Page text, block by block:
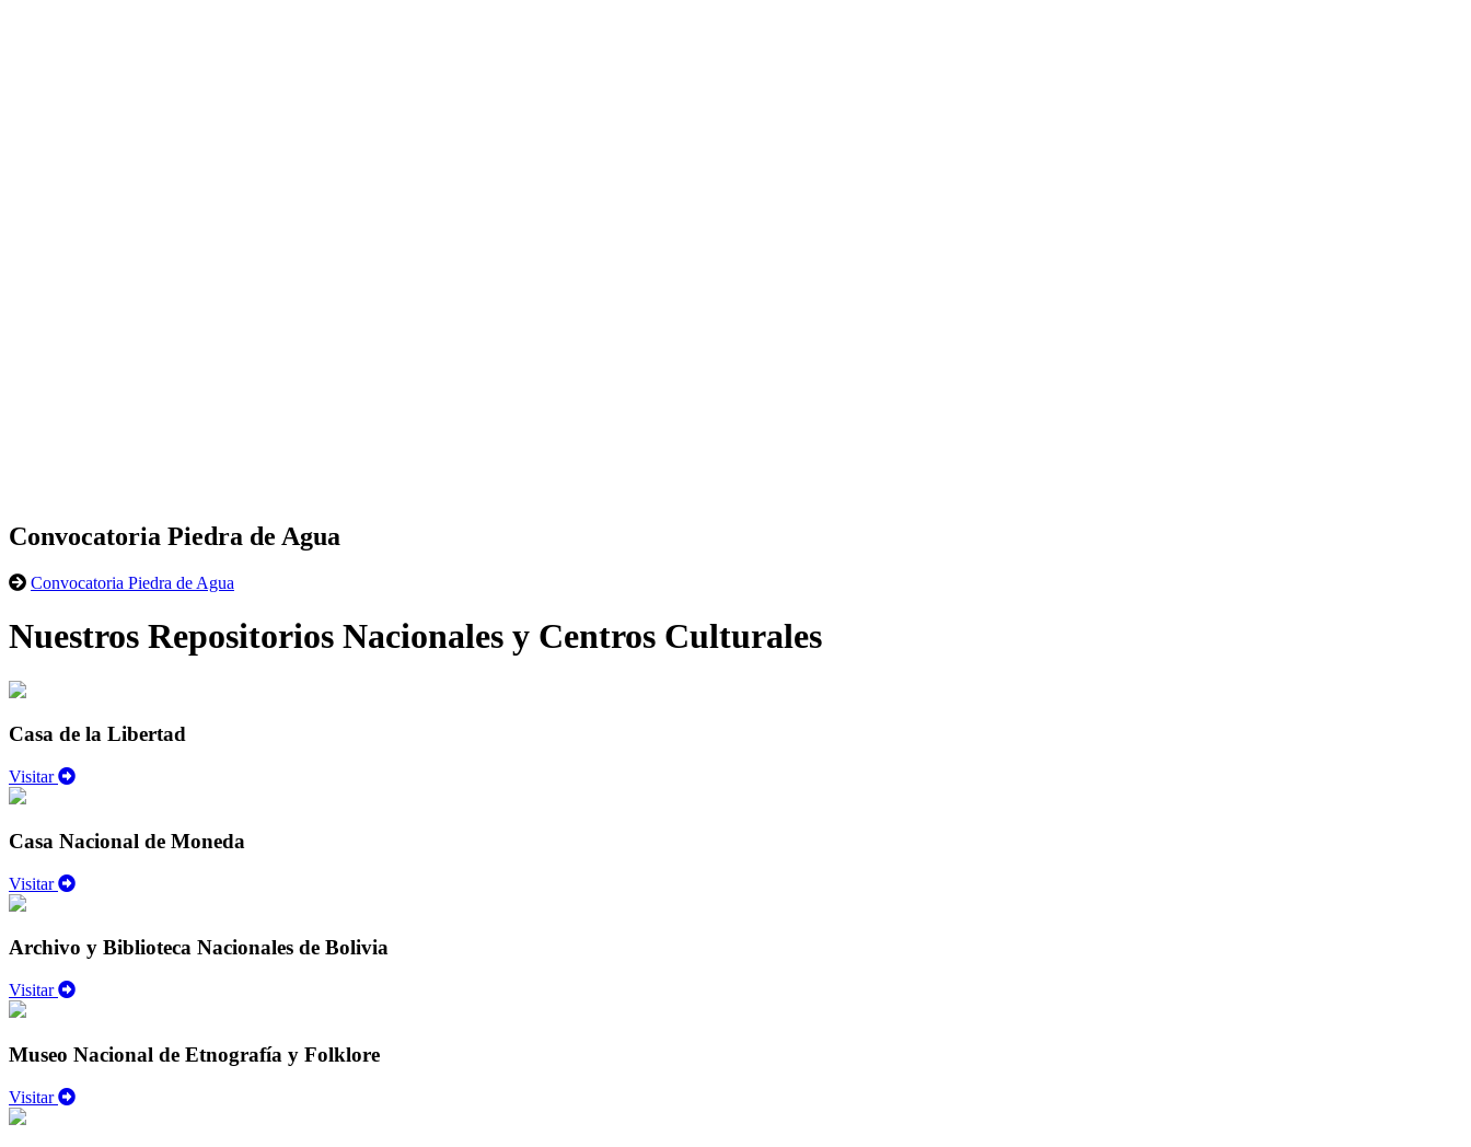
Convocatoria Piedra de Agua
Convocatoria Piedra de Agua
Nuestros Repositorios Nacionales y Centros Culturales
Casa de la Libertad
Visitar
Casa Nacional de Moneda
Visitar
Archivo y Biblioteca Nacionales de Bolivia
Visitar
Museo Nacional de Etnografía y Folklore
Visitar